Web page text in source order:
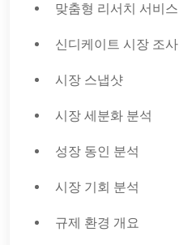
맞춤형 리서치 서비스
신디케이트 시장 조사
시장 스냅샷
시장 세분화 분석
성장 동인 분석
시장 기회 분석
규제 환경 개요